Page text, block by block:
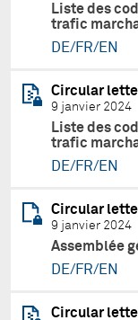
Liste des
trafic
DE/FR/EN
Circular
9 janvier 2024
Liste des
trafic
DE/FR/EN
Circular
9 janvier 2024
Assemblée
DE/FR/EN
Circular